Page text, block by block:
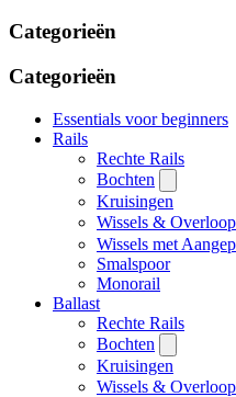
Categorieën
Categorieën
Essentials voor beginners
Rails
Rechte Rails
Bochten
Kruisingen
Wissels &
Wissels met
Smalspoor
Monorail
Ballast
Rechte Rails
Bochten
Kruisingen
Wissels &